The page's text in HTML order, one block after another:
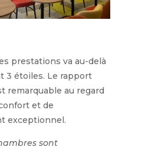
prestations va au-delà
3 étoiles. Le rapport
remarquable au regard
et de
exceptionnel.
sont